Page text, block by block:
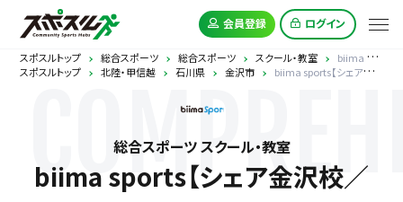
会員登録 ログイン
スポスルトップ 総合スポーツ 総合スポーツ スクール・教室
biima sports【シェア金沢校／年長・小1〜小3コース】
スポスルトップ
北陸・甲信越 石川県 金沢市 biima sports【シェア金沢校／年長・小1〜小3コース】
総合スポーツ スクール・教室
biima sports【シェア金沢校／